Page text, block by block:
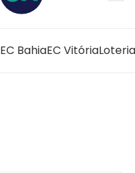
EC BahiaEC Vitória